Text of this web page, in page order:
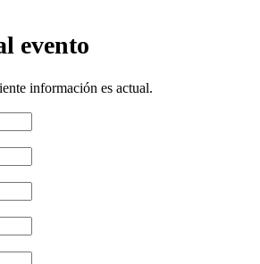
evento
información es actual.